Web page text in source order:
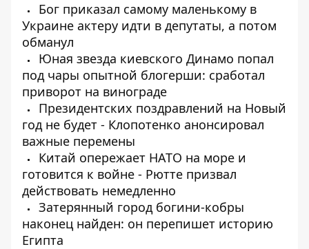
Бог приказал самому маленькому в
Украине актеру идти в депутаты, а потом
обманул
Юная звезда киевского Динамо попал
под чары опытной блогерши: сработал
приворот на винограде
Президентских поздравлений на Новый
год не будет - Клопотенко анонсировал
важные перемены
Китай опережает НАТО на море и
готовится к войне - Рютте призвал
действовать немедленно
Затерянный город богини-кобры
наконец найден: он перепишет историю
Египта